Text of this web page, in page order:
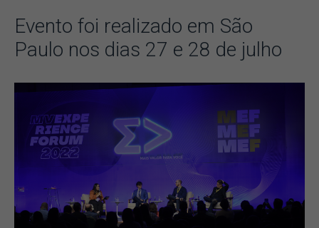
Evento foi realizado em São
Paulo nos dias 27 e 28 de julho